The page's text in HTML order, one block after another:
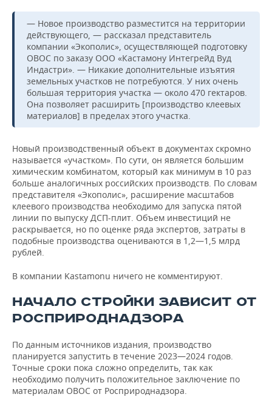
— Новое производство разместится на территории
действующего, — рассказал представитель
компании «Экополис», осуществляющей подготовку
ОВОС по заказу ООО «Кастамону Интегрейд Вуд
Индастри». — Никакие дополнительные изъятия
земельных участков не потребуются. У них очень
большая территория участка — около 470 гектаров.
Она позволяет расширить [производство клеевых
материалов] в пределах этого участка.
Новый производственный объект в документах скромно
называется «участком». По сути, он является большим
химическим комбинатом, который как минимум в 10 раз
больше аналогичных российских производств. По словам
представителя «Экополис», расширение масштабов
клеевого производства необходимо для запуска пятой
линии по выпуску ДСП-плит. Объем инвестиций не
раскрывается, но по оценке ряда экспертов, затраты в
подобные производства оцениваются в 1,2—1,5 млрд
рублей.
В компании Kastamonu ничего не комментируют.
НАЧАЛО СТРОЙКИ ЗАВИСИТ ОТ
РОСПРИРОДНАДЗОРА
По данным источников издания, производство
планируется запустить в течение 2023—2024 годов.
Точные сроки пока сложно определить, так как
необходимо получить положительное заключение по
материалам ОВОС от Росприроднадзора.